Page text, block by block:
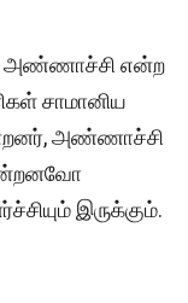
அண்ணாச்சி என்ற
சாமானிய
அண்ணாச்சி
இருக்கும்.